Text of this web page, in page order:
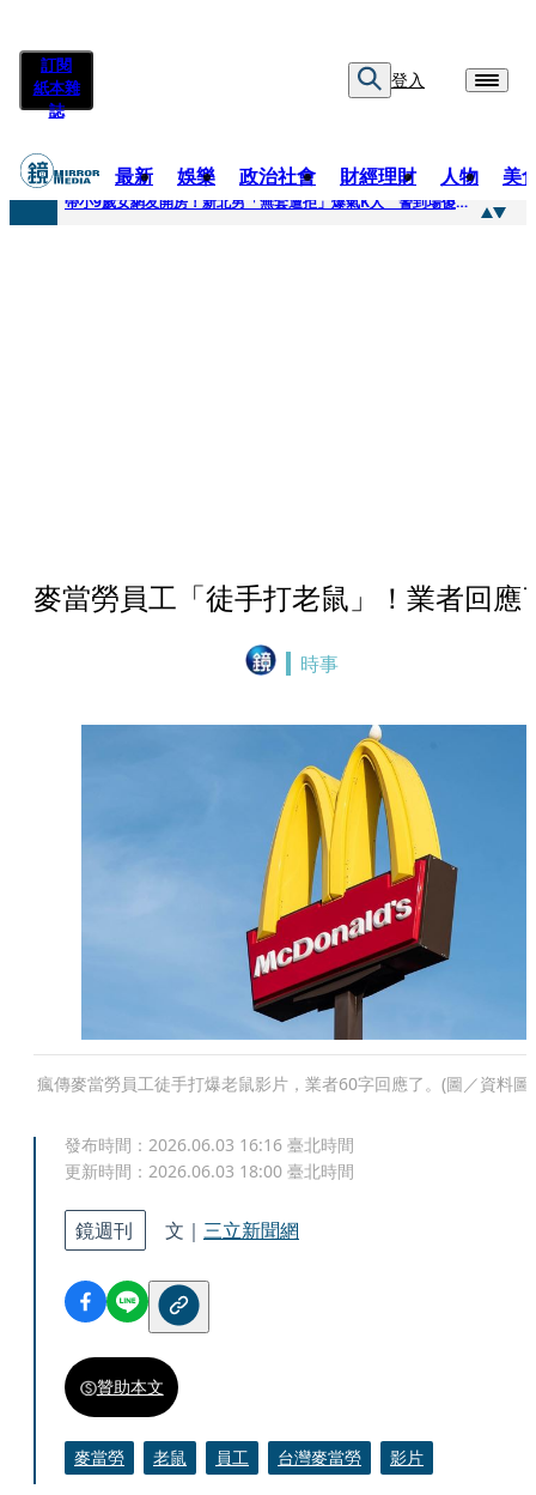
訂閱
紙本雜
誌
登入
最新 娛樂 政治社會 財經理財 人物 美
快訊
帶小9歲女網友開房！新北男「無套遭拒」爆氣K人 警到場傻眼搜到手銬、改造槍
麥當勞員工「徒手打老鼠」！業者回應
時事
瘋傳麥當勞員工徒手打爆老鼠影片，業者60字回應了。(圖／資料圖
發布時間： 2026.06.03 16:16 臺北時間
更新時間： 2026.06.03 18:00 臺北時間
鏡週刊 文｜ 三立新聞網
贊助本文
麥當勞 老鼠 員工 台灣麥當勞 影片